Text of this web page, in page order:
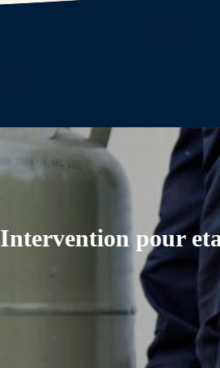
Intervention pour